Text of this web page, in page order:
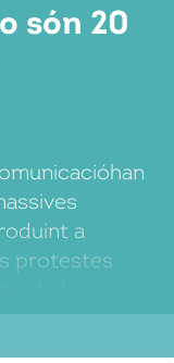
són 20
a
protestes
d’euro) del